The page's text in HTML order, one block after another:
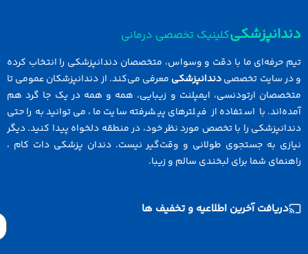
کلینیک تخصصی درمانی
حرفه‌ای ما با دقت و وسواس، متخصصان دندانپزشکی را انتخاب کرده
سایت تخصصیدندانپزشکیمعرفی می‌کند. از دندانپزشکان عمومی تا
ارتودنسی، ایمپلنت و زیبایی، همه و همه در یک جا گرد هم
با استفاده از فیلترهای پیشرفته سایت ما، می‌توانید به راحتی
را با تخصص مورد نظر خود، در منطقه دلخواه پیدا کنید. دیگر
به جستجوی طولانی و وقت‌گیر نیست. دندان پزشکی دات کام ،
شما برای لبخندی سالم و زیبا.
دریافت آخرین اطلاعیه و تخفیف ها